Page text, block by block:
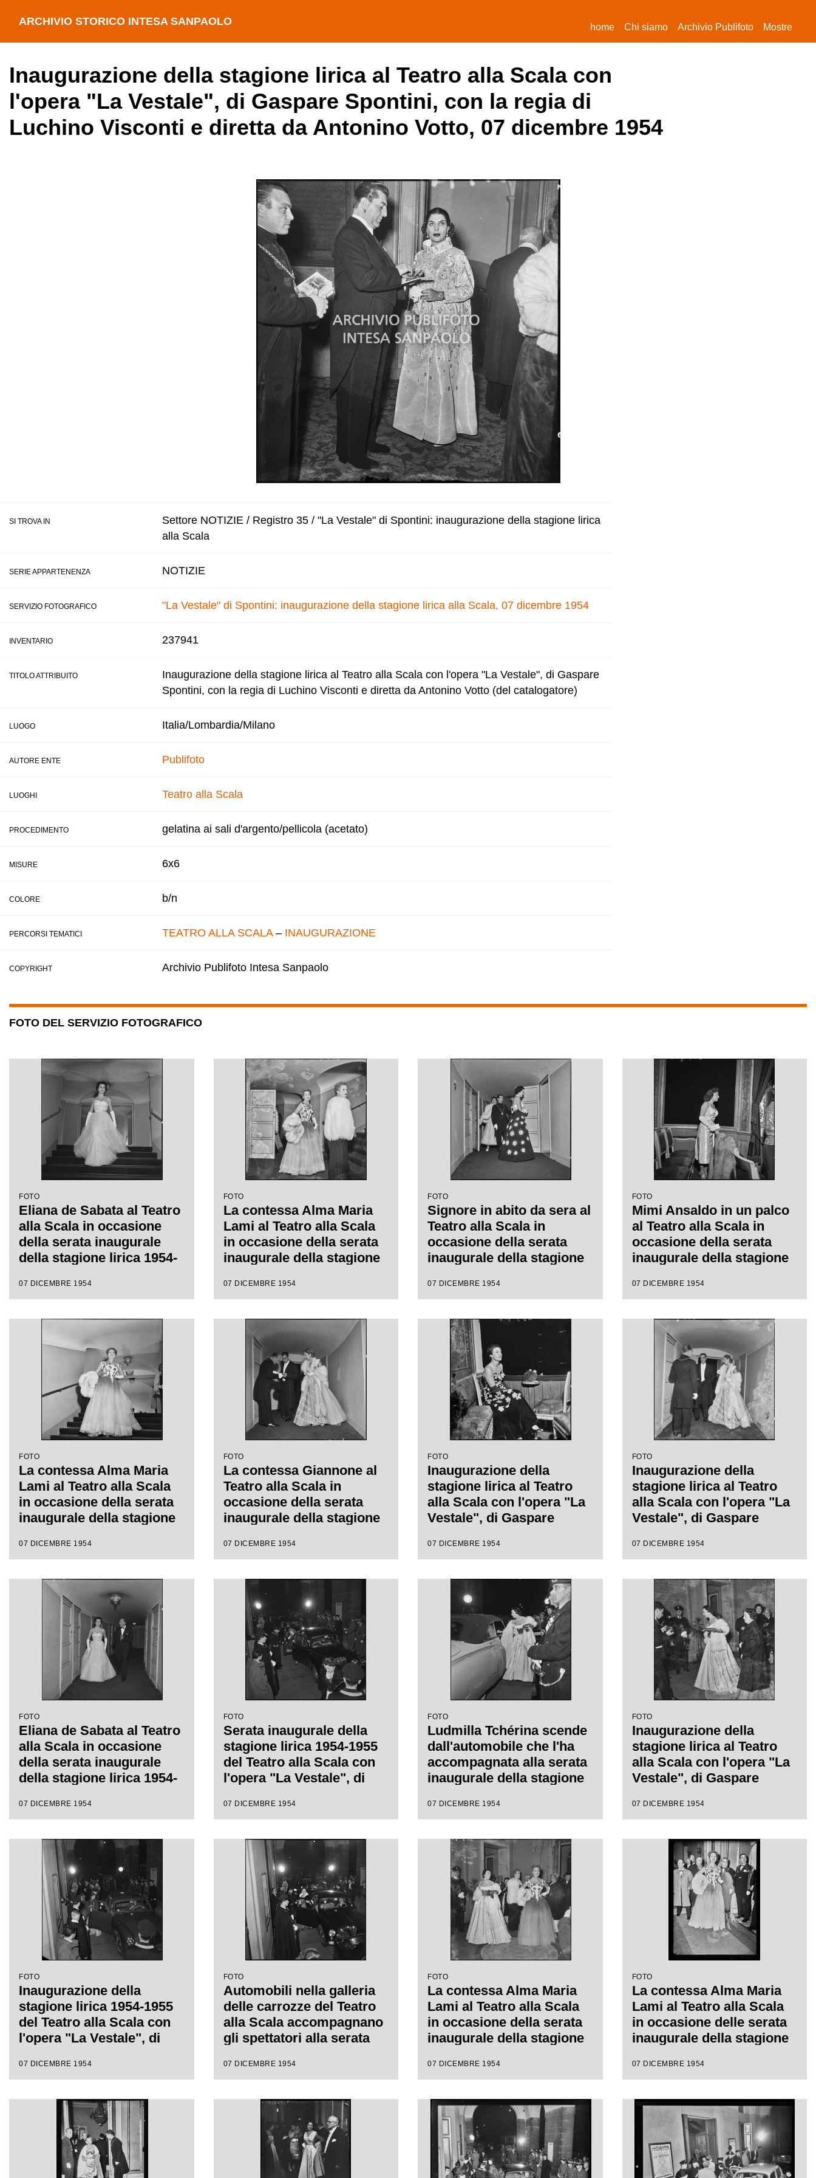
ARCHIVIO STORICO INTESA SANPAOLO home(current)
Chi siamo Archivio Publifoto Mostre
Inaugurazione della stagione lirica al Teatro alla Scala con
l'opera "La Vestale", di Gaspare Spontini, con la regia di
Luchino Visconti e diretta da Antonino Votto, 07 dicembre 1954
SI TROVA IN
Settore NOTIZIE / Registro 35 / "La Vestale" di Spontini: inaugurazione della stagione lirica
alla Scala
SERIE APPARTENENZA NOTIZIE
SERVIZIO FOTOGRAFICO "La Vestale" di Spontini: inaugurazione della stagione lirica alla Scala, 07 dicembre 1954
INVENTARIO 237941
TITOLO ATTRIBUITO
Inaugurazione della stagione lirica al Teatro alla Scala con l'opera "La Vestale", di Gaspare
Spontini, con la regia di Luchino Visconti e diretta da Antonino Votto (del catalogatore)
LUOGO Italia/Lombardia/Milano
AUTORE ENTE Publifoto
LUOGHI Teatro alla Scala
PROCEDIMENTO gelatina ai sali d'argento/pellicola (acetato)
MISURE 6x6
COLORE b/n
PERCORSI TEMATICI TEATRO ALLA SCALA– INAUGURAZIONE
COPYRIGHT Archivio Publifoto Intesa Sanpaolo
FOTO DEL SERVIZIO FOTOGRAFICO
FOTO
Eliana de Sabata al Teatro
alla Scala in occasione
della serata inaugurale
della stagione lirica 1954-
Vestale", di Gaspare
Antonino Votto, con la
regia di Luchino Visconti
07 DICEMBRE 1954
FOTO
La contessa Alma Maria
Lami al Teatro alla Scala
in occasione della serata
inaugurale della stagione
con l'opera "La Vestale",
diretta da Antonino Votto,
con la regia di Luchino
Visconti
07 DICEMBRE 1954
FOTO
Signore in abito da sera al
Teatro alla Scala in
occasione della serata
inaugurale della stagione
l'opera "La Vestale", di
da Antonino Votto, con la
regia di Luchino Visconti
07 DICEMBRE 1954
FOTO
Mimi Ansaldo in un palco
al Teatro alla Scala in
occasione della serata
inaugurale della stagione
l'opera "La Vestale", di
da Antonino Votto, con la
regia di Luchino Visconti
07 DICEMBRE 1954
FOTO
La contessa Alma Maria
Lami al Teatro alla Scala
in occasione della serata
inaugurale della stagione
l'opera "La Vestale", di
da Antonino Votto, con la
regia di Luchino Visconti
07 DICEMBRE 1954
FOTO
La contessa Giannone al
Teatro alla Scala in
occasione della serata
inaugurale della stagione
l'opera "La Vestale", di
da Antonino Votto, con la
regia di Luchino Visconti
07 DICEMBRE 1954
FOTO
Inaugurazione della
stagione lirica al Teatro
alla Scala con l'opera "La
Vestale", di Gaspare
Luchino Visconti e diretta
07 DICEMBRE 1954
FOTO
Inaugurazione della
stagione lirica al Teatro
alla Scala con l'opera "La
Vestale", di Gaspare
Luchino Visconti e diretta
07 DICEMBRE 1954
FOTO
Eliana de Sabata al Teatro
alla Scala in occasione
della serata inaugurale
della stagione lirica 1954-
Vestale", di Gaspare
Antonino Votto, con la
regia di Luchino Visconti
07 DICEMBRE 1954
FOTO
Serata inaugurale della
stagione lirica 1954-1955
del Teatro alla Scala con
l'opera "La Vestale", di
da Antonino Votto, con la
07 DICEMBRE 1954
FOTO
Ludmilla Tchérina scende
dall'automobile che l'ha
accompagnata alla serata
inaugurale della stagione
alla Scala con l'opera "La
Spontini, diretta da
Antonino Votto, con la
regia di Luchino Visconti
07 DICEMBRE 1954
FOTO
Inaugurazione della
stagione lirica al Teatro
alla Scala con l'opera "La
Vestale", di Gaspare
Luchino Visconti e diretta
07 DICEMBRE 1954
FOTO
Inaugurazione della
stagione lirica 1954-1955
del Teatro alla Scala con
l'opera "La Vestale", di
da Antonino Votto, con la
07 DICEMBRE 1954
FOTO
Automobili nella galleria
delle carrozze del Teatro
alla Scala accompagnano
gli spettatori alla serata
lirica 1954-1955 con
Gaspare Spontini, diretta
da Antonino Votto, con la
regia di Luchino Visconti
07 DICEMBRE 1954
FOTO
La contessa Alma Maria
Lami al Teatro alla Scala
in occasione della serata
inaugurale della stagione
Vestale", di Gaspare
Luchino Visconti e diretta
da Antonino Votto
07 DICEMBRE 1954
FOTO
La contessa Alma Maria
Lami al Teatro alla Scala
in occasione delle serata
inaugurale della stagione
con l'opera "La Vestale",
diretta da Antonino Votto,
con la regia di Luchino
Visconti
07 DICEMBRE 1954